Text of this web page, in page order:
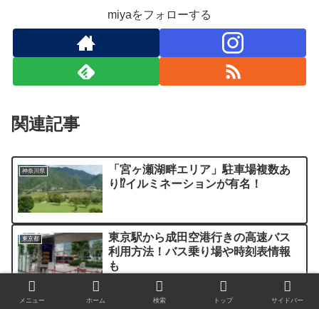
miyaをフォローする
関連記事
神奈川県
「宮ヶ瀬湖畔エリア」駐車場複数あ
り⁉イルミネーションが有名！
東京都
東京駅から成田空港行きの高速バス
利用方法！バス乗り場や時刻表情報
も
メニュー ホーム 検索 トップ サイドバー